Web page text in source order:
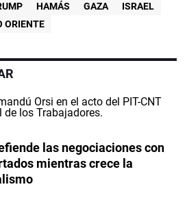
HAMÁS GAZA
ISRAEL
ORIENTE
las negociaciones con
mientras crece la